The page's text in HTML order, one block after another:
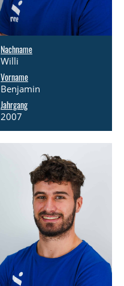
Nachname
Willi
Vorname
Benjamin
Jahrgang
2007